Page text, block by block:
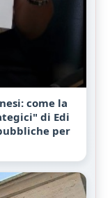
come la
di Edi
per